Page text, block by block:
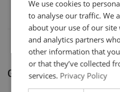
0021011-10
Gerelateerde producten
We use cookies to
to analyse our traffic. We
about your use of our
and analytics partners
other information that
or that they’ve collected
services. Privacy Policy